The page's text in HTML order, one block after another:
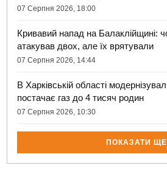
07 Серпня 2026, 18:00
Кривавий напад на Балаклійщині:
атакував двох, але їх врятували
07 Серпня 2026, 14:44
В Харківській області
постачає газ до 4 тисяч родин
07 Серпня 2026, 10:30
ПОКАЗАТИ ЩЕ